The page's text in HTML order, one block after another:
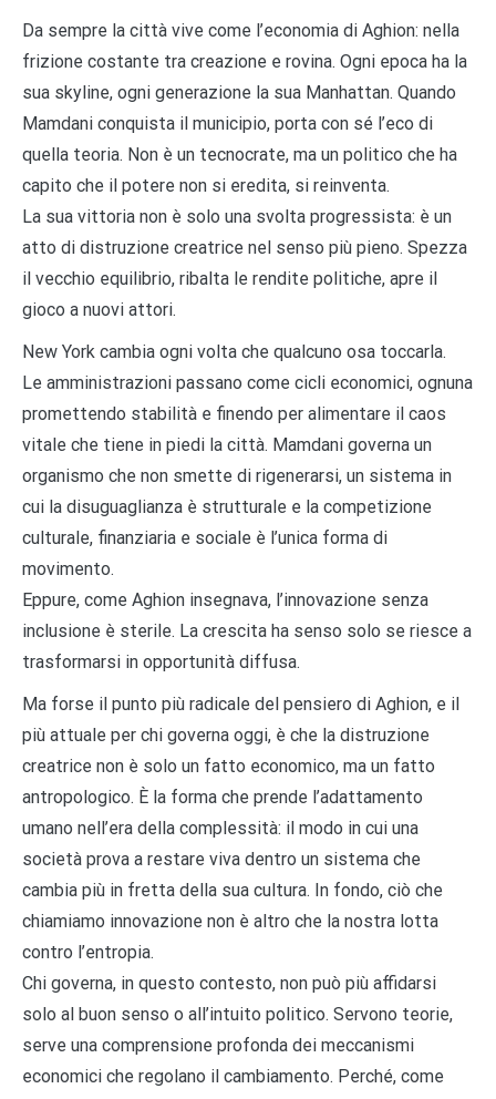
Da sempre la città vive come l’economia di Aghion: nella
frizione costante tra creazione e rovina. Ogni epoca ha la
sua skyline, ogni generazione la sua Manhattan. Quando
Mamdani conquista il municipio, porta con sé l’eco di
quella teoria. Non è un tecnocrate, ma un politico che ha
capito che il potere non si eredita, si reinventa.
La sua vittoria non è solo una svolta progressista: è un
atto di distruzione creatrice nel senso più pieno. Spezza
il vecchio equilibrio, ribalta le rendite politiche, apre il
gioco a nuovi attori.
New York cambia ogni volta che qualcuno osa toccarla.
Le amministrazioni passano come cicli economici, ognuna
promettendo stabilità e finendo per alimentare il caos
vitale che tiene in piedi la città. Mamdani governa un
organismo che non smette di rigenerarsi, un sistema in
cui la disuguaglianza è strutturale e la competizione
culturale, finanziaria e sociale è l’unica forma di
movimento.
Eppure, come Aghion insegnava, l’innovazione senza
inclusione è sterile. La crescita ha senso solo se riesce a
trasformarsi in opportunità diffusa.
Ma forse il punto più radicale del pensiero di Aghion, e il
più attuale per chi governa oggi, è che la distruzione
creatrice non è solo un fatto economico, ma un fatto
antropologico. È la forma che prende l’adattamento
umano nell’era della complessità: il modo in cui una
società prova a restare viva dentro un sistema che
cambia più in fretta della sua cultura. In fondo, ciò che
chiamiamo innovazione non è altro che la nostra lotta
contro l’entropia.
Chi governa, in questo contesto, non può più affidarsi
solo al buon senso o all’intuito politico. Servono teorie,
serve una comprensione profonda dei meccanismi
economici che regolano il cambiamento. Perché, come